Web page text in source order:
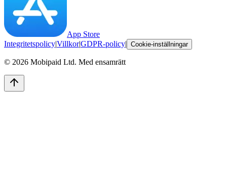
App Store
Integritetspolicy|Villkor|GDPR-policy| Cookie-inställningar
© 2026 Mobipaid Ltd. Med ensamrätt